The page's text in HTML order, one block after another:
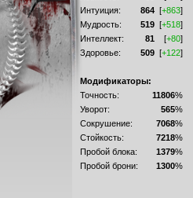
Интуиция:
864 [+863]
Мудрость:
519 [+518]
Интеллект:
81 [+80]
Здоровье:
509 [+122]
Модификаторы:
Точность:
11806%
Уворот:
565%
Сокрушение:
7068%
Стойкость:
7218%
Пробой блока:
1379%
Пробой брони:
1300%